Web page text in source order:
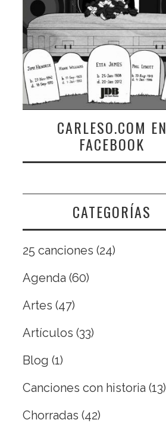
CARLESO.COM EN
FACEBOOK
CATEGORÍAS
25 canciones (24)
Agenda (60)
Artes (47)
Artículos (33)
Blog (1)
Canciones con historia (13)
Chorradas (42)